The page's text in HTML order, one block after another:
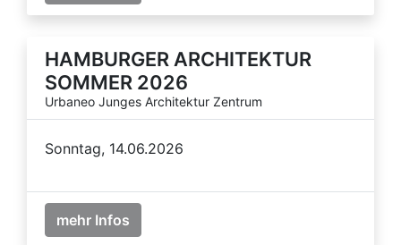
HAMBURGER ARCHITEKTUR
SOMMER 2026
Urbaneo Junges Architektur Zentrum
Sonntag, 14.06.2026
mehr Infos